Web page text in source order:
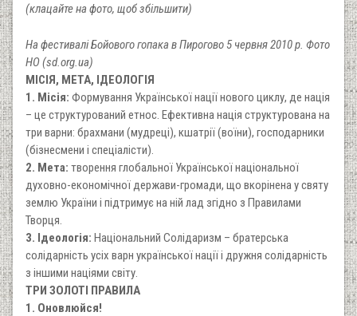
(клацайте на фото, щоб збільшити)
На фестивалі Бойового гопака в Пирогово 5 червня 2010 р. Фото
НО (sd.org.ua)
МІСІЯ, МЕТА, ІДЕОЛОГІЯ
1. Місія: Формування Української нації нового циклу, де нація
– це структурований етнос. Ефективна нація структурована на
три варни: брахмани (мудреці), кшатрії (воїни), господарники
(бізнесмени і спеціалісти).
2. Мета: творення глобальної Української національної
духовно-економічної держави-громади, що вкорінена у святу
землю України і підтримує на ній лад згідно з Правилами
Творця.
3. Ідеологія: Національний Солідаризм – братерська
солідарність усіх варн української нації і дружня солідарність
з іншими націями світу.
ТРИ ЗОЛОТІ ПРАВИЛА
1. Оновлюйся!